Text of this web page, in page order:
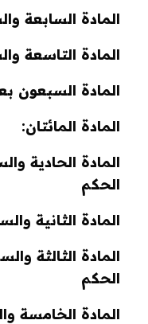
المادة السابعة
المادة التاسعة
المادة السبعون
المادة المائتان:
المادة الحادية
الحكم
المادة الثانية
المادة الثالثة
الحكم
المادة الخامسة